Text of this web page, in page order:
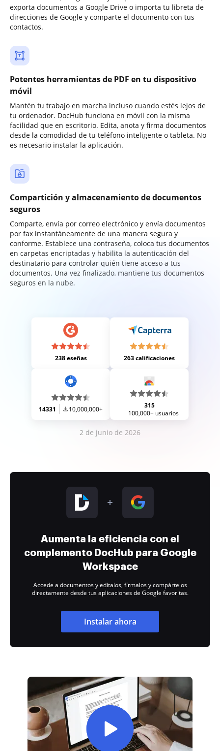
exporta documentos a Google Drive o importa tu libreta de
direcciones de Google y comparte el documento con tus
contactos.
Potentes herramientas de PDF en tu dispositivo
móvil
Mantén tu trabajo en marcha incluso cuando estés lejos de
tu ordenador. DocHub funciona en móvil con la misma
facilidad que en escritorio. Edita, anota y firma documentos
desde la comodidad de tu teléfono inteligente o tableta. No
es necesario instalar la aplicación.
Compartición y almacenamiento de documentos
seguros
Comparte, envía por correo electrónico y envía documentos
por fax instantáneamente de una manera segura y
conforme. Establece una contraseña, coloca tus documentos
en carpetas encriptadas y habilita la autenticación del
destinatario para controlar quién tiene acceso a tus
documentos. Una vez finalizado, mantiene tus documentos
seguros en la nube.
238 eseñas 263 calificaciones
14331 10,000,000+
315
100,000+ usuarios
2 de junio de 2026
Aumenta la eficiencia con el
complemento DocHub para Google
Workspace
Accede a documentos y edítalos, fírmalos y compártelos
directamente desde tus aplicaciones de Google favoritas.
Instalar ahora